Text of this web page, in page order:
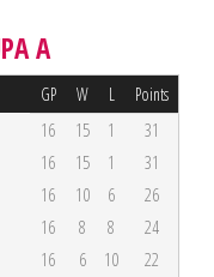
A
GP W L Points
16 15 1
31
16 15 1
31
16 10 6
26
16 8 8
24
16 6 10
22